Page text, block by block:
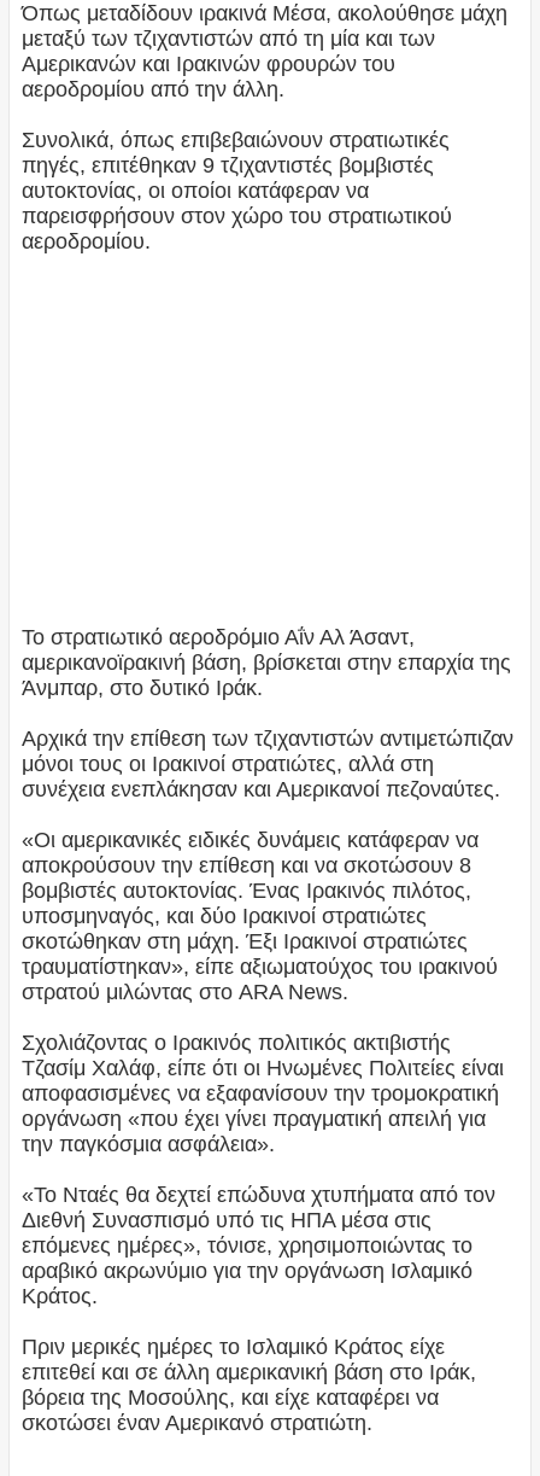
Όπως μεταδίδουν ιρακινά Μέσα, ακολούθησε μάχη
μεταξύ των τζιχαντιστών από τη μία και των
Αμερικανών και Ιρακινών φρουρών του
αεροδρομίου από την άλλη.
Συνολικά, όπως επιβεβαιώνουν στρατιωτικές
πηγές, επιτέθηκαν 9 τζιχαντιστές βομβιστές
αυτοκτονίας, οι οποίοι κατάφεραν να
παρεισφρήσουν στον χώρο του στρατιωτικού
αεροδρομίου.
Το στρατιωτικό αεροδρόμιο Αΐν Αλ Άσαντ,
αμερικανοϊρακινή βάση, βρίσκεται στην επαρχία της
Άνμπαρ, στο δυτικό Ιράκ.
Αρχικά την επίθεση των τζιχαντιστών αντιμετώπιζαν
μόνοι τους οι Ιρακινοί στρατιώτες, αλλά στη
συνέχεια ενεπλάκησαν και Αμερικανοί πεζοναύτες.
«Οι αμερικανικές ειδικές δυνάμεις κατάφεραν να
αποκρούσουν την επίθεση και να σκοτώσουν 8
βομβιστές αυτοκτονίας. Ένας Ιρακινός πιλότος,
υποσμηναγός, και δύο Ιρακινοί στρατιώτες
σκοτώθηκαν στη μάχη. Έξι Ιρακινοί στρατιώτες
τραυματίστηκαν», είπε αξιωματούχος του ιρακινού
στρατού μιλώντας στο ARA News.
Σχολιάζοντας ο Ιρακινός πολιτικός ακτιβιστής
Τζασίμ Χαλάφ, είπε ότι οι Ηνωμένες Πολιτείες είναι
αποφασισμένες να εξαφανίσουν την τρομοκρατική
οργάνωση «που έχει γίνει πραγματική απειλή για
την παγκόσμια ασφάλεια».
«Το Νταές θα δεχτεί επώδυνα χτυπήματα από τον
Διεθνή Συνασπισμό υπό τις ΗΠΑ μέσα στις
επόμενες ημέρες», τόνισε, χρησιμοποιώντας το
αραβικό ακρωνύμιο για την οργάνωση Ισλαμικό
Κράτος.
Πριν μερικές ημέρες το Ισλαμικό Κράτος είχε
επιτεθεί και σε άλλη αμερικανική βάση στο Ιράκ,
βόρεια της Μοσούλης, και είχε καταφέρει να
σκοτώσει έναν Αμερικανό στρατιώτη.